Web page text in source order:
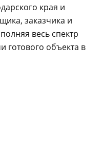
края и
заказчика и
весь спектр
готового объекта в